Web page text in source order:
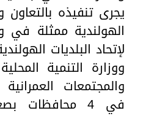
يجرى تنفيذه
الهولندية ممثلة في
ووزارة التنمية
والمجتمعات
في 4